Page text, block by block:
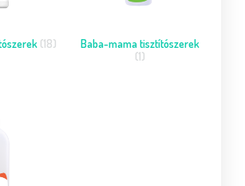
(18)
Baba-mama tisztítószerek
(1)